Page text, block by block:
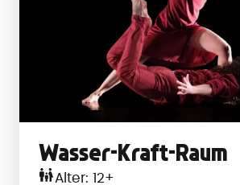
Wasser-Kraft-Raum
Alter: 12+